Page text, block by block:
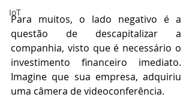
IoT
Para muitos, o lado negativo é a
questão de descapitalizar a
companhia, visto que é necessário o
investimento financeiro imediato.
Imagine que sua empresa, adquiriu
uma câmera de videoconferência.